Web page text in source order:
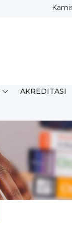
AKREDITASI